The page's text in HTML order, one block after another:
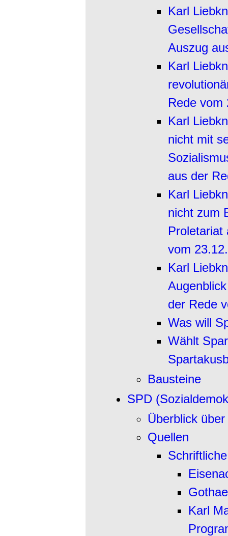
Karl
Auszug
Karl
Rede vom
Karl
nicht mit
aus der
Karl
nicht zum
Proletariat
vom
Karl
der Rede
Was will
Wählt
Bausteine
SPD
Überblick
Quellen
Karl